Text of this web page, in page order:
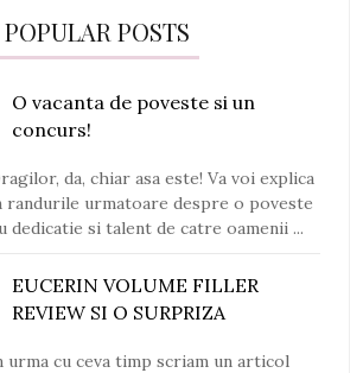
POPULAR POSTS
O vacanta de poveste si un
concurs!
da, chiar asa este! Va voi explica
randurile urmatoare despre o poveste
dedicatie si talent de catre oamenii ...
EUCERIN VOLUME FILLER
REVIEW SI O SURPRIZA
urma cu ceva timp scriam un articol